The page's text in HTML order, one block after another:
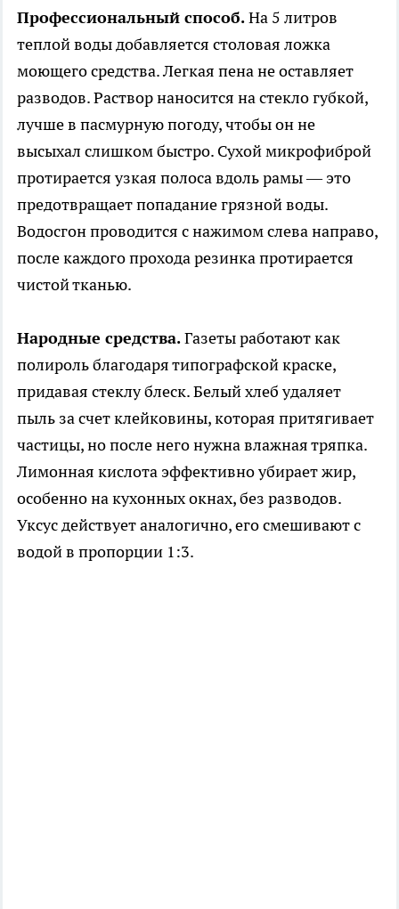
Профессиональный способ.На 5 литров
теплой воды добавляется столовая ложка
моющего средства. Легкая пена не оставляет
разводов. Раствор наносится на стекло губкой,
лучше в пасмурную погоду, чтобы он не
высыхал слишком быстро. Сухой микрофиброй
протирается узкая полоса вдоль рамы — это
предотвращает попадание грязной воды.
Водосгон проводится с нажимом слева направо,
после каждого прохода резинка протирается
чистой тканью.
Народные средства.Газеты работают как
полироль благодаря типографской краске,
придавая стеклу блеск. Белый хлеб удаляет
пыль за счет клейковины, которая притягивает
частицы, но после него нужна влажная тряпка.
Лимонная кислота эффективно убирает жир,
особенно на кухонных окнах, без разводов.
Уксус действует аналогично, его смешивают с
водой в пропорции 1:3.